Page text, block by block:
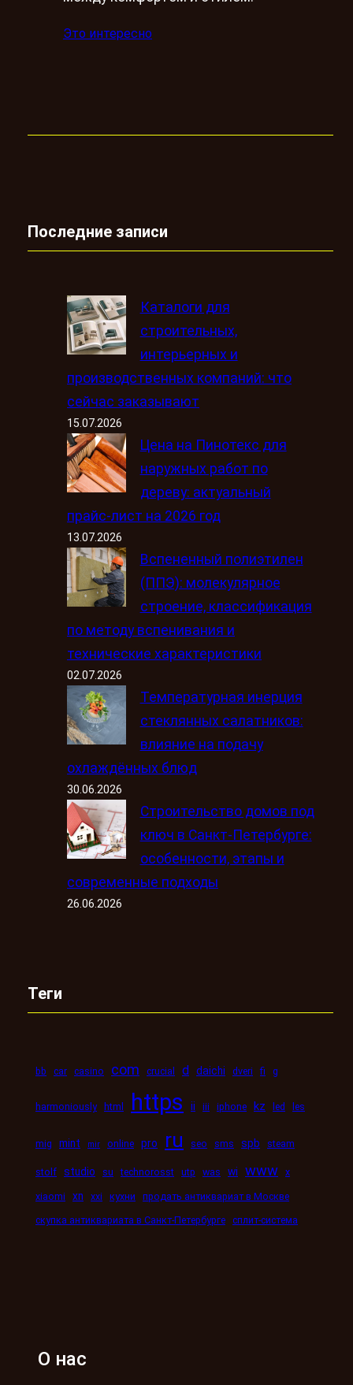
Это интересно
Последние записи
Каталоги для
строительных,
интерьерных и
производственных компаний: что
сейчас заказывают
15.07.2026
Цена на Пинотекс для
наружных работ по
дереву: актуальный
прайс-лист на 2026 год
13.07.2026
Вспененный полиэтилен
(ППЭ): молекулярное
строение, классификация
по методу вспенивания и
технические характеристики
02.07.2026
Температурная инерция
стеклянных салатников:
влияние на подачу
охлаждённых блюд
30.06.2026
Строительство домов под
ключ в Санкт-Петербурге:
особенности, этапы и
современные подходы
26.06.2026
Теги
bb car casino com crucial d daichi dveri fi g
harmoniously html https ii iii iphone kz led les
mig mint mir online pro ru seo sms spb steam
stolf studio su technorosst utp was wi www x
xiaomi xn xxi кухни
продать антиквариат в Москве
скупка антиквариата в Санкт-Петербурге сплит-система
О нас